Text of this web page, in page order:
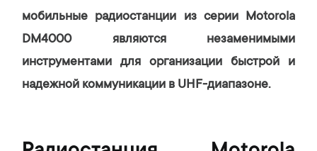
мобильные радиостанции из серии Motorola
DM4000 являются незаменимыми
инструментами для организации быстрой и
надежной коммуникации в UHF-диапазоне.